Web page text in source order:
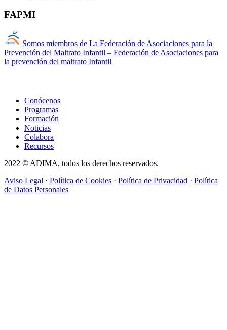
FAPMI
Somos miembros de La Federación de Asociaciones para la
Prevención del Maltrato Infantil – Federación de Asociaciones para
la prevención del maltrato Infantil
Conócenos
Programas
Formación
Noticias
Colabora
Recursos
2022 © ADIMA, todos los derechos reservados.
Aviso Legal · Política de Cookies · Política de Privacidad · Política
de Datos Personales